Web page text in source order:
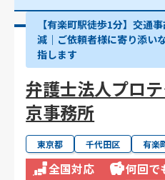
【有楽町駅徒歩1分】交通
減｜ご依頼者様に寄り添い
指します
弁護士法人プロ
京事務所
東京都 千代田区 有楽
全国対応
何回で